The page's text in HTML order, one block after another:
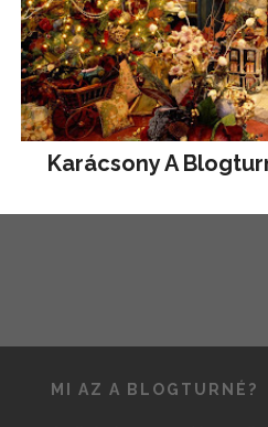
Karácsony A
MI AZ A BLOGTURNÉ?